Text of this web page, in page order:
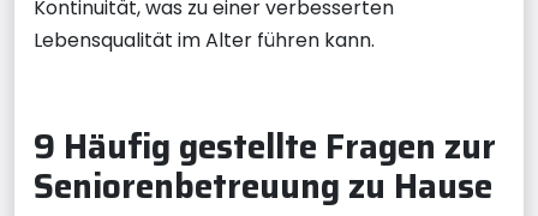
Kontinuität, was zu einer verbesserten
Lebensqualität im Alter führen kann.
9 Häufig gestellte Fragen zur
Seniorenbetreuung zu Hause